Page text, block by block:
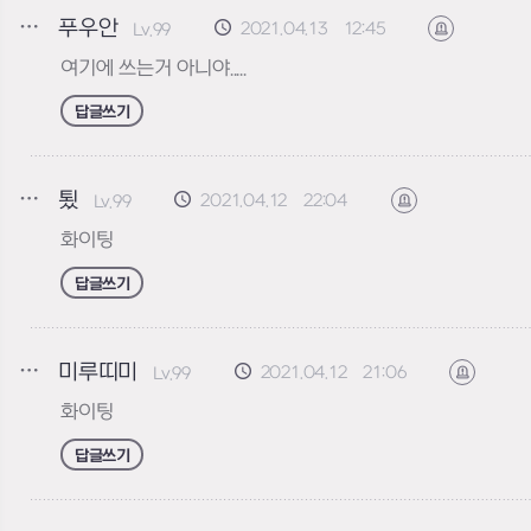
푸우안 Lv.99 2021.04.13 12:45 신고하기
여기에 쓰는거 아니야.....
답글쓰기
툈 Lv.99 2021.04.12 22:04 신고하기
화이팅
답글쓰기
미루띠미 Lv.99 2021.04.12 21:06 신고하기
화이팅
답글쓰기